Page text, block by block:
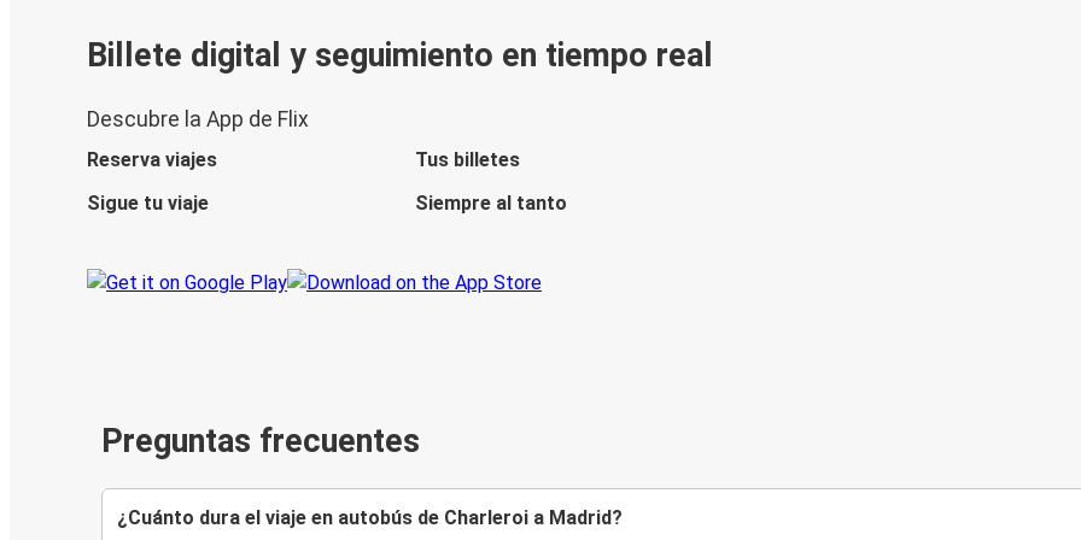
Billete digital y seguimiento en tiempo real
Descubre la App de Flix
Reserva viajes
Tus billetes
Sigue tu viaje
Siempre al tanto
Preguntas frecuentes
¿Cuánto dura el viaje en autobús de Charleroi a Madrid?